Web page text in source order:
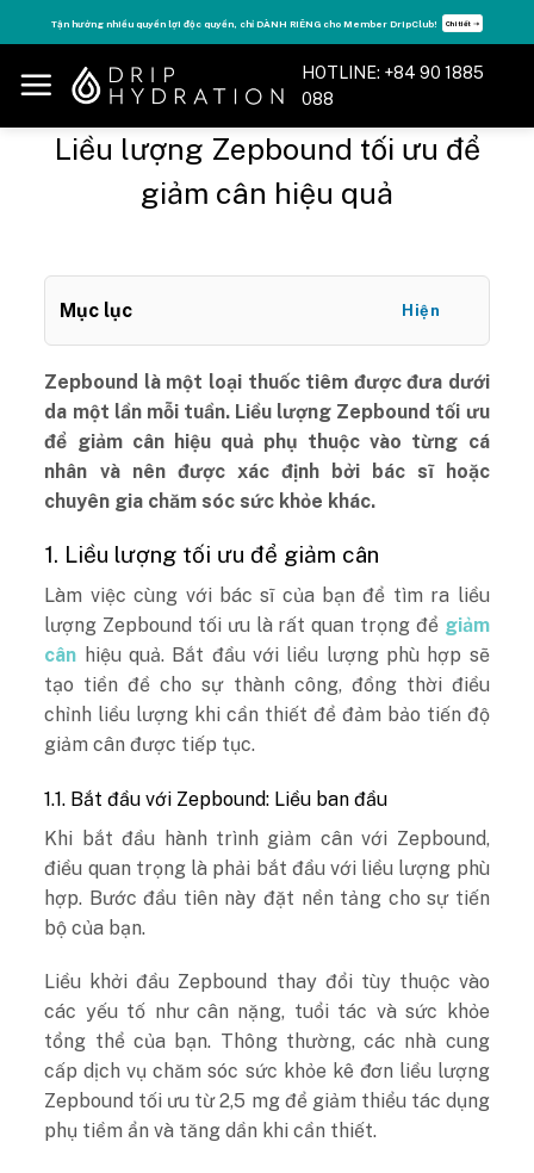
to
content
DripClub! Chi tiết ➝ Tăng năng lượng - sống đỉnh cao với thẻ Vitamin Drip
HOTLINE: +84 90 1885
088
Liều lượng Zepbound tối ưu để
giảm cân hiệu quả
Mục lục Hiện
Zepbound là một loại thuốc tiêm được đưa dưới
da một lần mỗi tuần. Liều lượng Zepbound tối ưu
để giảm cân hiệu quả phụ thuộc vào từng cá
nhân và nên được xác định bởi bác sĩ hoặc
chuyên gia chăm sóc sức khỏe khác.
1. Liều lượng tối ưu để giảm cân
Làm việc cùng với bác sĩ của bạn để tìm ra liều
lượng Zepbound tối ưu là rất quan trọng để giảm
cân hiệu quả. Bắt đầu với liều lượng phù hợp sẽ
tạo tiền đề cho sự thành công, đồng thời điều
chỉnh liều lượng khi cần thiết để đảm bảo tiến độ
giảm cân được tiếp tục.
1.1. Bắt đầu với Zepbound: Liều ban đầu
Khi bắt đầu hành trình giảm cân với Zepbound,
điều quan trọng là phải bắt đầu với liều lượng phù
hợp. Bước đầu tiên này đặt nền tảng cho sự tiến
bộ của bạn.
Liều khởi đầu Zepbound thay đổi tùy thuộc vào
các yếu tố như cân nặng, tuổi tác và sức khỏe
tổng thể của bạn. Thông thường, các nhà cung
cấp dịch vụ chăm sóc sức khỏe kê đơn liều lượng
Zepbound tối ưu từ 2,5 mg để giảm thiểu tác dụng
phụ tiềm ẩn và tăng dần khi cần thiết.